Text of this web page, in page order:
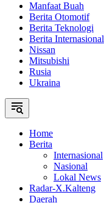
Manfaat Buah
Berita Otomotif
Berita Teknologi
Berita Internasional
Nissan
Mitsubishi
Rusia
Ukraina
Home
Berita
Internasional
Nasional
Lokal News
Radar-X.Kalteng
Daerah